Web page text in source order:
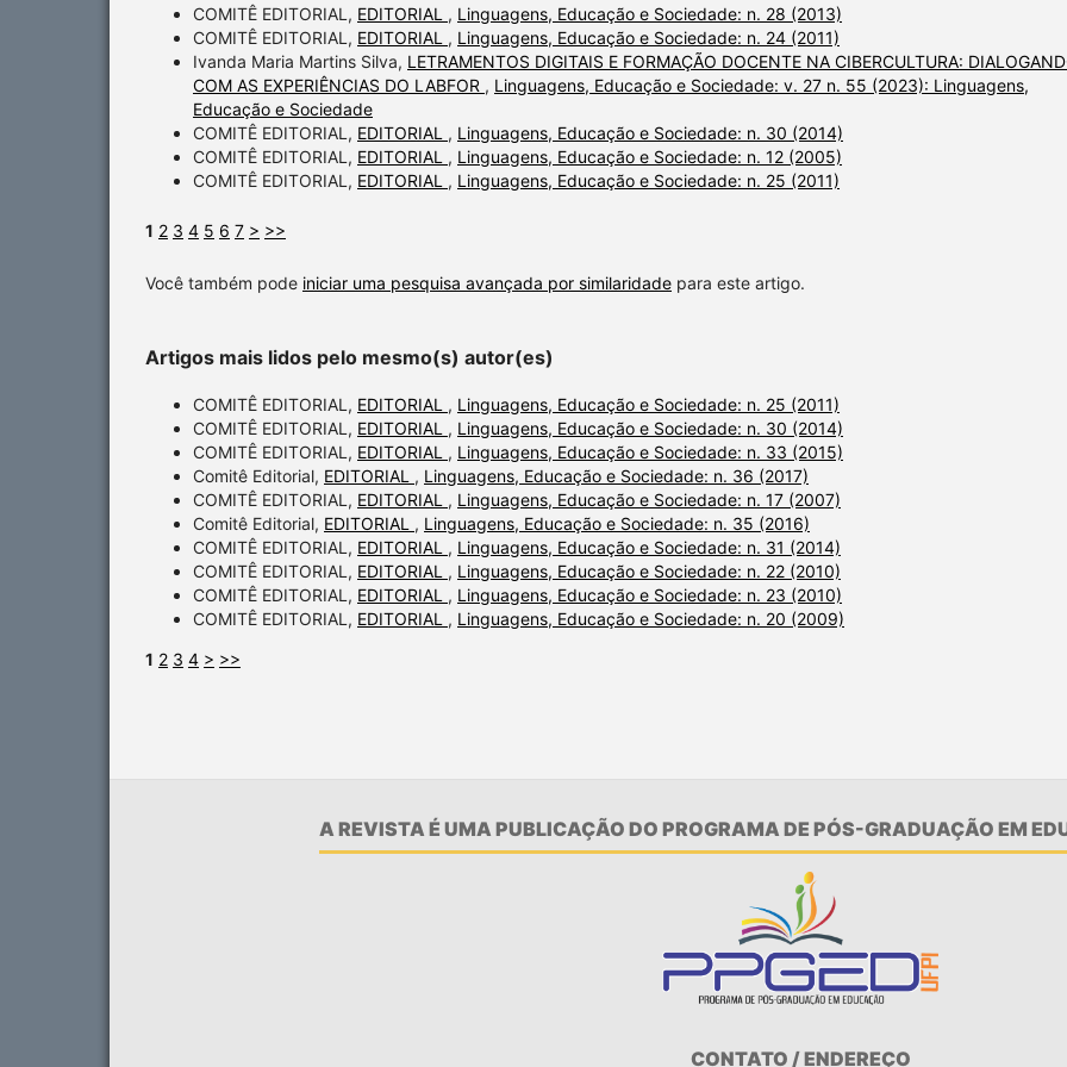
COMITÊ EDITORIAL, EDITORIAL , Linguagens, Educação e Sociedade: n. 28 (2013)
COMITÊ EDITORIAL, EDITORIAL , Linguagens, Educação e Sociedade: n. 24 (2011)
Ivanda Maria Martins Silva, LETRAMENTOS DIGITAIS E FORMAÇÃO DOCENTE NA CIBERCULTURA:
COM AS EXPERIÊNCIAS DO LABFOR , Linguagens, Educação e Sociedade: v. 27 n. 55 (2023): Linguagens,
Educação e Sociedade
COMITÊ EDITORIAL, EDITORIAL , Linguagens, Educação e Sociedade: n. 30 (2014)
COMITÊ EDITORIAL, EDITORIAL , Linguagens, Educação e Sociedade: n. 12 (2005)
COMITÊ EDITORIAL, EDITORIAL , Linguagens, Educação e Sociedade: n. 25 (2011)
1 2 3 4 5 6 7 > >>
Você também pode iniciar uma pesquisa avançada por similaridade para este artigo.
Artigos mais lidos pelo mesmo(s) autor(es)
COMITÊ EDITORIAL, EDITORIAL , Linguagens, Educação e Sociedade: n. 25 (2011)
COMITÊ EDITORIAL, EDITORIAL , Linguagens, Educação e Sociedade: n. 30 (2014)
COMITÊ EDITORIAL, EDITORIAL , Linguagens, Educação e Sociedade: n. 33 (2015)
Comitê Editorial, EDITORIAL , Linguagens, Educação e Sociedade: n. 36 (2017)
COMITÊ EDITORIAL, EDITORIAL , Linguagens, Educação e Sociedade: n. 17 (2007)
Comitê Editorial, EDITORIAL , Linguagens, Educação e Sociedade: n. 35 (2016)
COMITÊ EDITORIAL, EDITORIAL , Linguagens, Educação e Sociedade: n. 31 (2014)
COMITÊ EDITORIAL, EDITORIAL , Linguagens, Educação e Sociedade: n. 22 (2010)
COMITÊ EDITORIAL, EDITORIAL , Linguagens, Educação e Sociedade: n. 23 (2010)
COMITÊ EDITORIAL, EDITORIAL , Linguagens, Educação e Sociedade: n. 20 (2009)
1 2 3 4 > >>
A REVISTA É UMA PUBLICAÇÃO DO PROGRAMA DE PÓS-GRADUAÇÃO EM
CONTATO / ENDEREÇO